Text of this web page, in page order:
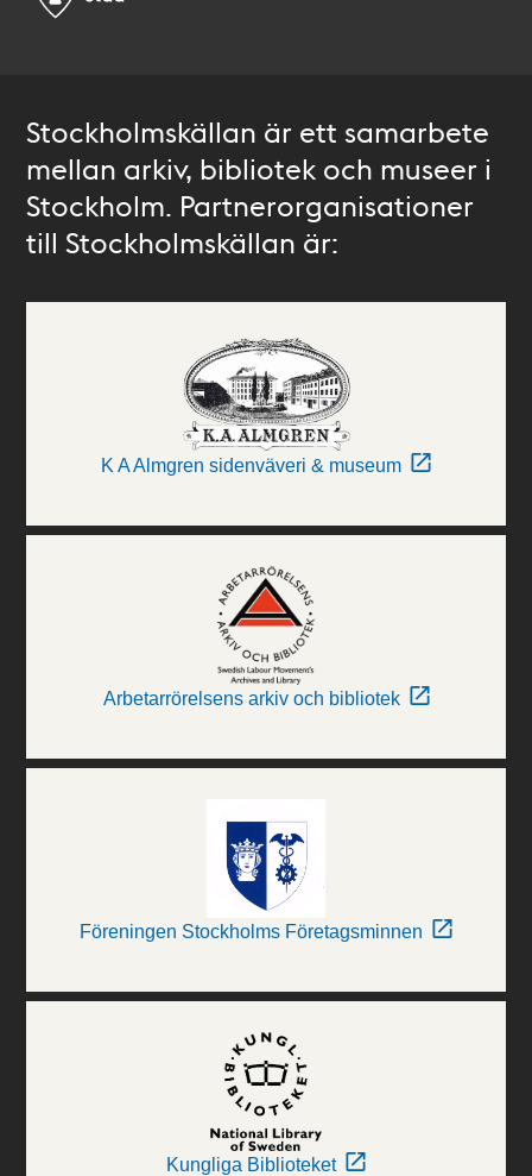
Stockholmskällan är ett samarbete
mellan arkiv, bibliotek och museer i
Stockholm. Partnerorganisationer
till Stockholmskällan är:
K A Almgren sidenväveri & museum
Arbetarrörelsens arkiv och bibliotek
Föreningen Stockholms Företagsminnen
Kungliga Biblioteket